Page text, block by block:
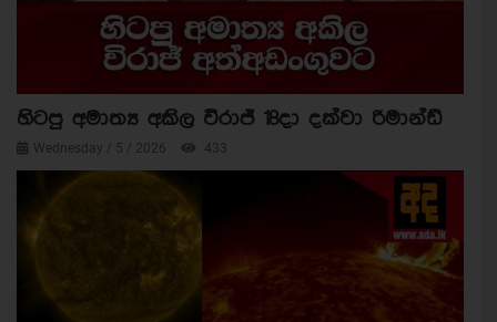
හිටපු අමාත්‍ය අකිල විරාජ් 18දා දක්වා රිමාන්ඩ්
Wednesday / 5 / 2026 433